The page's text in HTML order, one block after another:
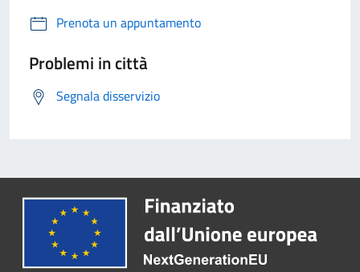
Prenota un appuntamento
Problemi in città
Segnala disservizio